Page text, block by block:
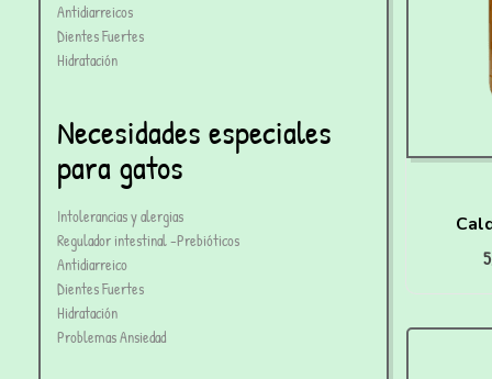
Antidiarreicos
Dientes Fuertes
Hidratación
Necesidades especiales
para gatos
Intolerancias y alergias
Regulador intestinal -Prebióticos
Antidiarreico
Dientes Fuertes
Hidratación
Problemas Ansiedad